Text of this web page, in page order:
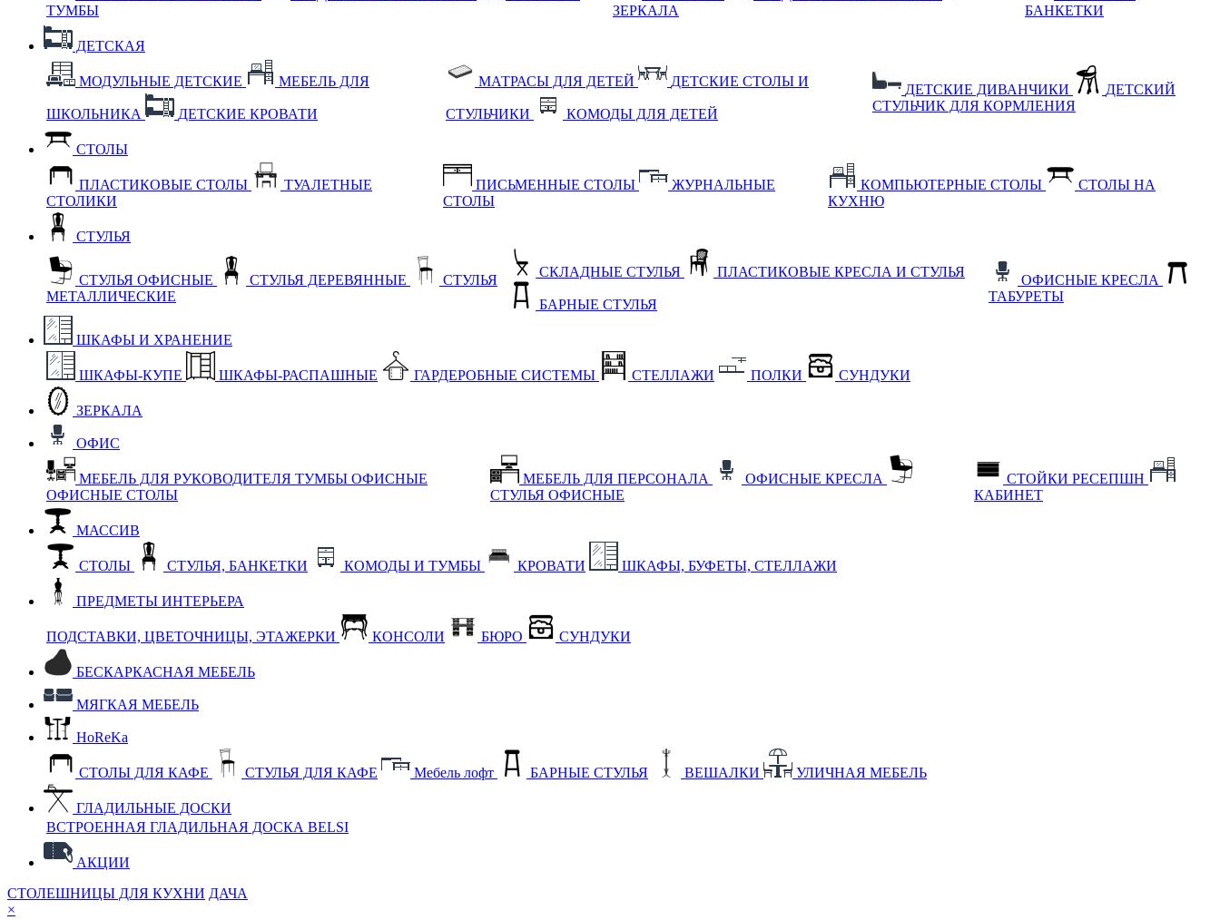
ТУМБЫ
ЗЕРКАЛА
БАНКЕТКИ
ДЕТСКАЯ
МОДУЛЬНЫЕ ДЕТСКИЕ МЕБЕЛЬ ДЛЯ
ШКОЛЬНИКА ДЕТСКИЕ КРОВАТИ
МАТРАСЫ ДЛЯ ДЕТЕЙ ДЕТСКИЕ СТОЛЫ И
СТУЛЬЧИКИ КОМОДЫ ДЛЯ ДЕТЕЙ
ДЕТСКИЕ ДИВАНЧИКИ
ДЕТСКИЙ
СТУЛЬЧИК ДЛЯ КОРМЛЕНИЯ
СТОЛЫ
ПЛАСТИКОВЫЕ СТОЛЫ
ТУАЛЕТНЫЕ
СТОЛИКИ
ПИСЬМЕННЫЕ СТОЛЫ
ЖУРНАЛЬНЫЕ
СТОЛЫ
КОМПЬЮТЕРНЫЕ СТОЛЫ
СТОЛЫ НА
КУХНЮ
СТУЛЬЯ
СТУЛЬЯ ОФИСНЫЕ СТУЛЬЯ ДЕРЕВЯННЫЕ
СТУЛЬЯ
МЕТАЛЛИЧЕСКИЕ
СКЛАДНЫЕ СТУЛЬЯ ПЛАСТИКОВЫЕ КРЕСЛА И СТУЛЬЯ
БАРНЫЕ СТУЛЬЯ
ОФИСНЫЕ КРЕСЛА
ТАБУРЕТЫ
ШКАФЫ И ХРАНЕНИЕ
ШКАФЫ-КУПЕ ШКАФЫ-РАСПАШНЫЕ ГАРДЕРОБНЫЕ СИСТЕМЫ СТЕЛЛАЖИ ПОЛКИ СУНДУКИ
ЗЕРКАЛА
ОФИС
МЕБЕЛЬ ДЛЯ РУКОВОДИТЕЛЯ ТУМБЫ ОФИСНЫЕ
ОФИСНЫЕ СТОЛЫ
МЕБЕЛЬ ДЛЯ ПЕРСОНАЛА
ОФИСНЫЕ КРЕСЛА
СТУЛЬЯ ОФИСНЫЕ
СТОЙКИ РЕСЕПШН
КАБИНЕТ
МАССИВ
СТОЛЫ СТУЛЬЯ, БАНКЕТКИ КОМОДЫ И ТУМБЫ КРОВАТИ ШКАФЫ, БУФЕТЫ, СТЕЛЛАЖИ
ПРЕДМЕТЫ ИНТЕРЬЕРА
ПОДСТАВКИ, ЦВЕТОЧНИЦЫ, ЭТАЖЕРКИ КОНСОЛИ БЮРО СУНДУКИ
БЕСКАРКАСНАЯ МЕБЕЛЬ
МЯГКАЯ МЕБЕЛЬ
HoReKa
СТОЛЫ ДЛЯ КАФЕ СТУЛЬЯ ДЛЯ КАФЕ Мебель лофт БАРНЫЕ СТУЛЬЯ ВЕШАЛКИ УЛИЧНАЯ МЕБЕЛЬ
ГЛАДИЛЬНЫЕ ДОСКИ
ВСТРОЕННАЯ ГЛАДИЛЬНАЯ ДОСКА BELSI
АКЦИИ
СТОЛЕШНИЦЫ ДЛЯ КУХНИ ДАЧА
×